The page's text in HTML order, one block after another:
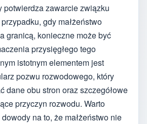
potwierdza zawarcie związku
gdy małżeństwo
granicą, konieczne może być
przysięgłego tego
istotnym elementem jest
pozwu rozwodowego, który
dane obu stron oraz szczegółowe
przyczyn rozwodu. Warto
na to, że małżeństwo nie